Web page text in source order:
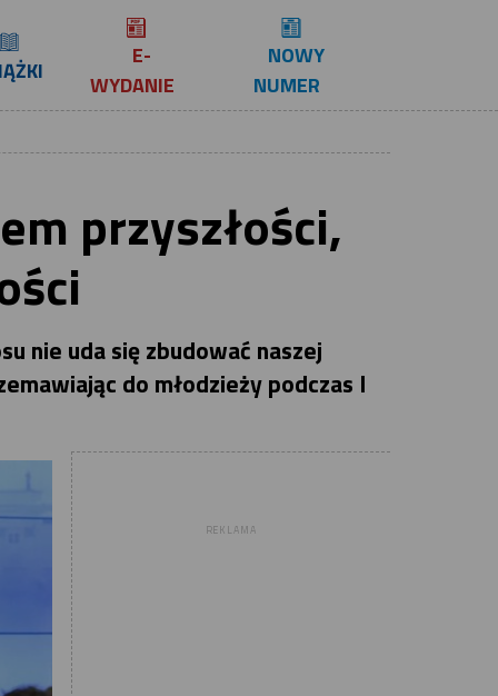
E-
WYDANIE
NOWY
NUMER
przyszłości,
nie uda się zbudować naszej
do młodzieży podczas I
REKLAMA